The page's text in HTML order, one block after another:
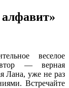
веселое
— верная
Лана, уже не раз
Встречайте